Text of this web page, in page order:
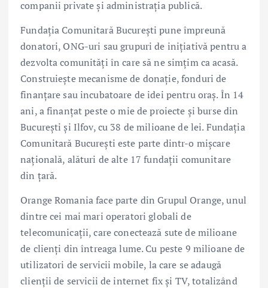
companii private și administrația publică.
Fundația Comunitară București pune împreună
donatori, ONG-uri sau grupuri de inițiativă pentru a
dezvolta comunități în care să ne simțim ca acasă.
Construiește mecanisme de donație, fonduri de
finanțare sau incubatoare de idei pentru oraș. În 14
ani, a finanțat peste o mie de proiecte și burse din
București și Ilfov, cu 38 de milioane de lei. Fundația
Comunitară București este parte dintr-o mișcare
națională, alături de alte 17 fundații comunitare
din țară.
Orange Romania face parte din Grupul Orange, unul
dintre cei mai mari operatori globali de
telecomunicații, care conectează sute de milioane
de clienți din întreaga lume. Cu peste 9 milioane de
utilizatori de servicii mobile, la care se adaugă
clienții de servicii de internet fix și TV, totalizând